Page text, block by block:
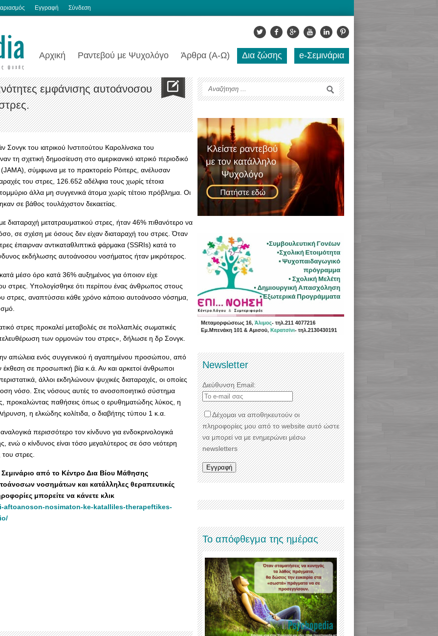
Εγγραφή Σύνδεση
Αρχική Ραντεβού με Ψυχολόγο Άρθρα (Α-Ω) Δια ζώσης e-Σεμινάρια
εμφάνισης αυτοάνοσου
Σονγκ του ιατρικού Ινστιτούτου Καρολίνσκα του
τη σχετική δημοσίευση στο αμερικανικό ιατρικό περιοδικό
σύμφωνα με το πρακτορείο Ρόιτερς, ανέλυσαν
του στρες, 126.652 αδέλφια τους χωρίς τέτοια
άλλα μη συγγενικά άτομα χωρίς τέτοιο πρόβλημα. Οι
σε βάθος τουλάχιστον δεκαετίας.
διαταραχή μετατραυματικού στρες, ήταν 46% πιθανότερο να
σε σχέση με όσους δεν είχαν διαταραχή του στρες. Όταν
έπαιρναν αντικαταθλιπτικά φάρμακα (SSRIs) κατά το
εκδήλωσης αυτοάνοσου νοσήματος ήταν μικρότερος.
μέσο όρο κατά 36% αυξημένος για όποιον είχε
στρες. Υπολογίσθηκε ότι περίπου ένας άνθρωπος στους
στρες, αναπτύσσει κάθε χρόνο κάποιο αυτοάνοσο νόσημα,
στρες προκαλεί μεταβολές σε πολλαπλές σωματικές
των ορμονών του στρες», δήλωσε η δρ Σονγκ.
απώλεια ενός συγγενικού ή αγαπημένου προσώπου, από
σε προσωπική βία κ.ά. Αν και αρκετοί άνθρωποι
άλλοι εκδηλώνουν ψυχικές διαταραχές, οι οποίες
νόσο. Στις νόσους αυτές το ανοσοποιητικό σύστημα
προκαλώντας παθήσεις όπως ο ερυθηματώδης λύκος, η
η ελκώδης κολίτιδα, ο διαβήτης τύπου 1 κ.α.
περισσότερο τον κίνδυνο για ενδοκρινολογικά
ο κίνδυνος είναι τόσο μεγαλύτερος σε όσο νεότερη
του στρες.
από το Κέντρο Δια Βίου Μάθησης
νοσημάτων και κατάλληλες θεραπευτικές
μπορείτε να κάνετε κλικ
nosimaton-ke-katalliles-therapeftikes-
Newsletter
Διεύθυνση Email:
Δέχομαι να αποθηκευτούν οι
πληροφορίες μου από το website αυτό ώστε
να μπορεί να με ενημερώνει μέσω
newsletters
Το απόφθεγμα της ημέρας